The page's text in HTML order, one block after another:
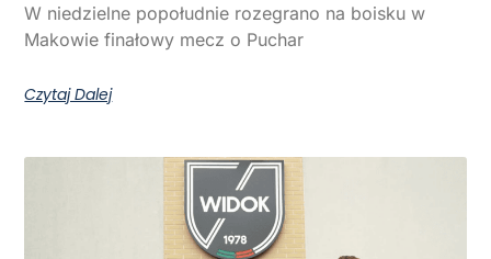
W niedzielne popołudnie rozegrano na boisku w
Makowie finałowy mecz o Puchar
Czytaj Dalej